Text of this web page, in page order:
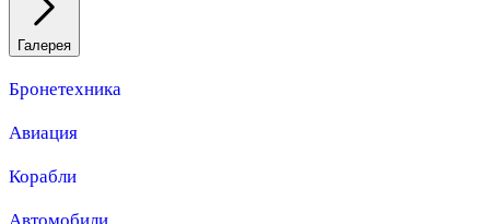
Галерея
Бронетехника
Авиация
Корабли